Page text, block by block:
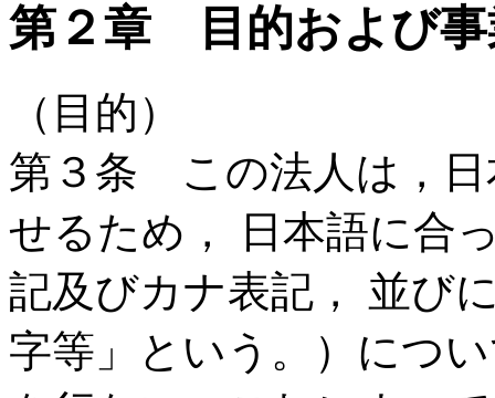
第２章 目的および事
（目的）
第３条 この法人は，日
せるため， 日本語に合
記及びカナ表記， 並び
字等」という。）につ